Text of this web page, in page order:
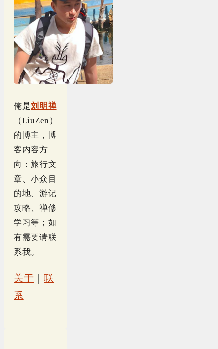
俺是刘明禅
（LiuZen）
的博主，博
客内容方
向：旅行文
章、小众目
的地、游记
攻略、禅修
学习等；如
有需要请联
系我。
关于 ｜联
系